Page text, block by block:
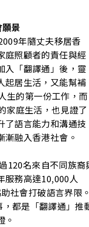
景
年隨丈夫移居香
庭照顧者的責任與經
入「翻譯通」後，靈
起居生活，又能幫補
生的第一份工作，而
家庭生活，也見證了
了語言能力和溝通技
融入香港社會。
120名來自不同族裔
服務高達10,000人
社會打破語言界限
都是「翻譯通」推
。